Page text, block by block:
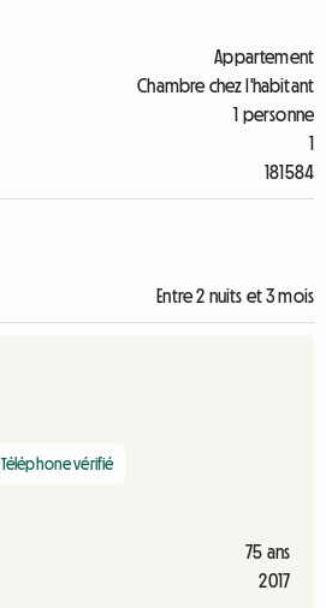
Appartement
Chambre chez l'habitant
1 personne
1
181584
Entre 2 nuits et 3 mois
Téléphone vérifié
75 ans
2017